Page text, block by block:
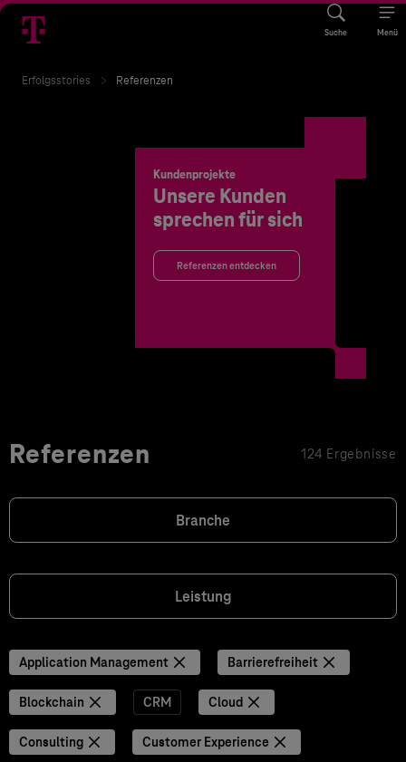
Suche Menü
Erfolgsstories Referenzen
Kundenprojekte
Unsere Kunden
sprechen für sich
Referenzen entdecken
Referenzen 124 Ergebnisse
Branche
Leistung
Application Management Barrierefreiheit
Blockchain CRM Cloud
Consulting Customer Experience